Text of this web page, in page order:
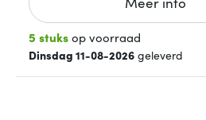
5 stuksop voorraad
Dinsdag 11-08-2026 geleverd